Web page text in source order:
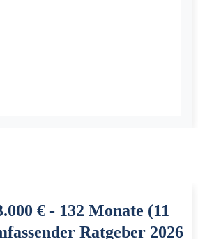
€ - 132 Monate (11
Ratgeber 2026